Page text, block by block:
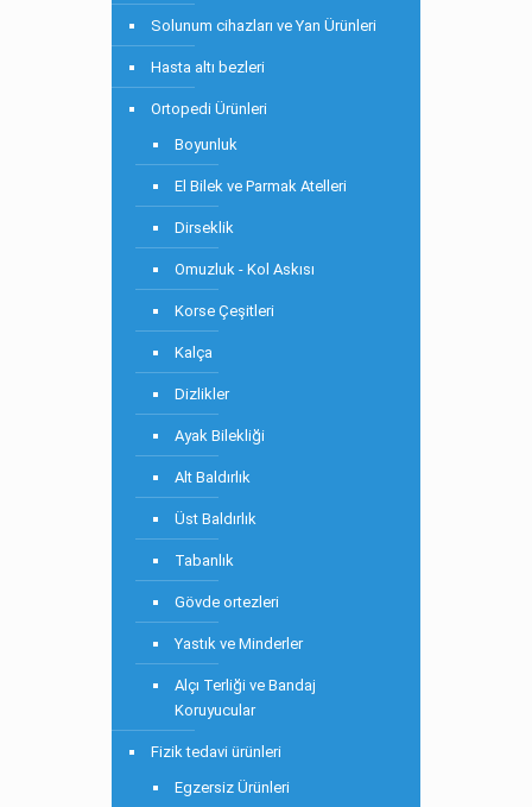
Solunum cihazları ve Yan Ürünleri
Hasta altı bezleri
Ortopedi Ürünleri
Boyunluk
El Bilek ve Parmak Atelleri
Dirseklik
Omuzluk - Kol Askısı
Korse Çeşitleri
Kalça
Dizlikler
Ayak Bilekliği
Alt Baldırlık
Üst Baldırlık
Tabanlık
Gövde ortezleri
Yastık ve Minderler
Alçı Terliği ve Bandaj
Koruyucular
Fizik tedavi ürünleri
Egzersiz Ürünleri